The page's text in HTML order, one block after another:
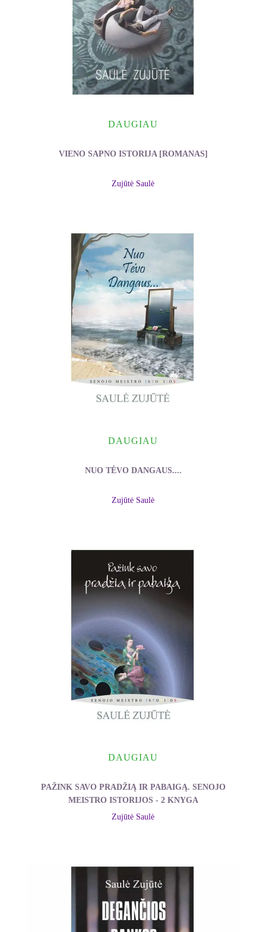
DAUGIAU
VIENO SAPNO ISTORIJA [ROMANAS]
Zujūtė Saulė
DAUGIAU
NUO TĖVO DANGAUS....
Zujūtė Saulė
DAUGIAU
PAŽINK SAVO PRADŽIĄ IR PABAIGĄ. SENOJO
MEISTRO ISTORIJOS - 2 KNYGA
Zujūtė Saulė